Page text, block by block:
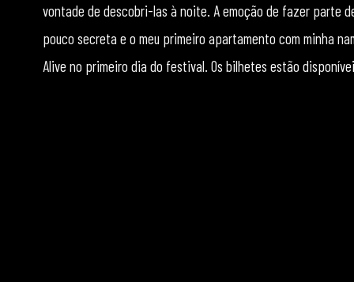
vontade de descobri-las à noite. A emoção de fazer parte
pouco secreta e o meu primeiro apartamento com minha
Alive no primeiro dia do festival. Os bilhetes estão